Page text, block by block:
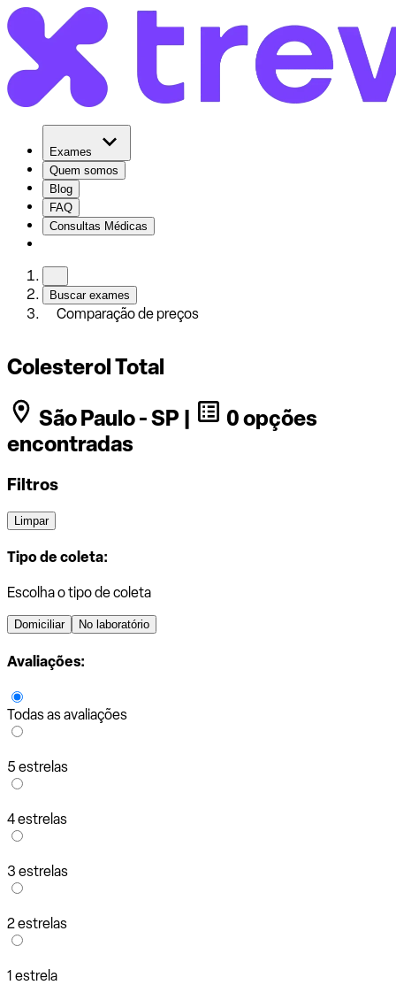
Exames
Quem somos
Blog
FAQ
Consultas Médicas
Buscar exames
Comparação de preços
Colesterol Total
São Paulo - SP |
0 opções
encontradas
Filtros
Limpar
Tipo de coleta:
Escolha o tipo de coleta
Domiciliar No laboratório
Avaliações:
Todas as avaliações
5 estrelas
4 estrelas
3 estrelas
2 estrelas
1 estrela